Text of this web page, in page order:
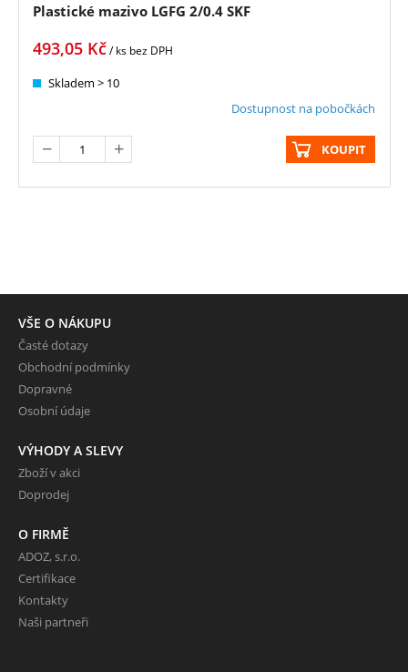
Plastické mazivo LGFG 2/0.4 SKF
493,05 Kč/ ks bez DPH
Skladem > 10
Dostupnost na pobočkách
KOUPIT
VŠE O NÁKUPU
Časté dotazy
Obchodní podmínky
Dopravné
Osobní údaje
VÝHODY A SLEVY
Zboží v akci
Doprodej
O FIRMĚ
ADOZ, s.r.o.
Certifikace
Kontakty
Naši partneři